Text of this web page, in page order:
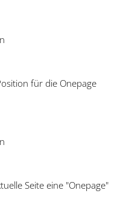
für die Onepage
Seite eine "Onepage"